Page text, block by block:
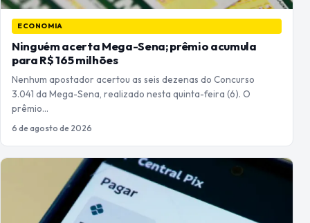
ECONOMIA
Ninguém acerta Mega-Sena; prêmio acumula
para R$ 165 milhões
Nenhum apostador acertou as seis dezenas do Concurso
3.041 da Mega-Sena, realizado nesta quinta-feira (6). O
prêmio…
6 de agosto de 2026